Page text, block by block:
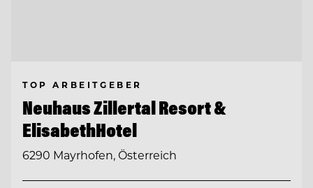
TOP ARBEITGEBER
Neuhaus Zillertal Resort &
ElisabethHotel
6290 Mayrhofen, Österreich